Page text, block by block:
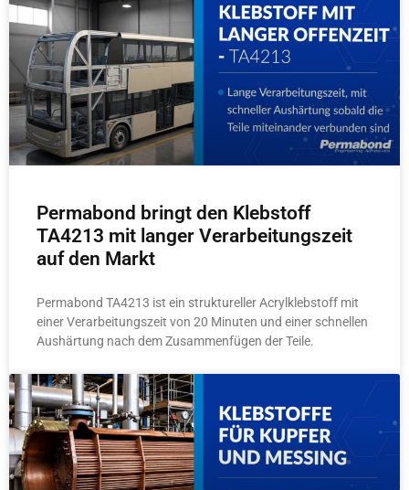
Permabond bringt den Klebstoff
TA4213 mit langer Verarbeitungszeit
auf den Markt
Permabond TA4213 ist ein struktureller Acrylklebstoff mit
einer Verarbeitungszeit von 20 Minuten und einer schnellen
Aushärtung nach dem Zusammenfügen der Teile.